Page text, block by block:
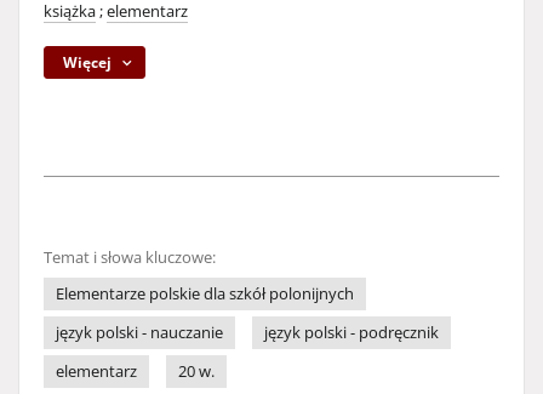
książka;elementarz
Więcej
Temat i słowa kluczowe:
Elementarze polskie dla szkół polonijnych
język polski - nauczanie
język polski - podręcznik
elementarz
20 w.